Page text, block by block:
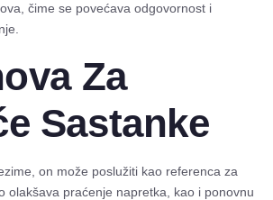
čime se povećava odgovornost i
Za
Sastanke
on može poslužiti kao referenca za
olakšava praćenje napretka, kao i ponovnu